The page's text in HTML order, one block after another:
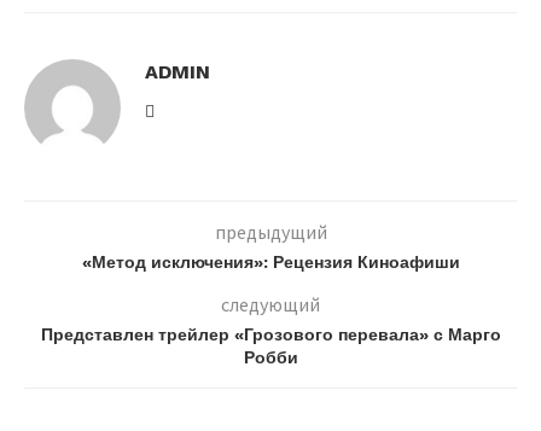
ADMIN
предыдущий
«Метод исключения»: Рецензия Киноафиши
следующий
Представлен трейлер «Грозового перевала» с Марго
Робби